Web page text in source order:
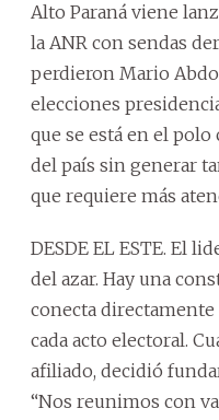
Alto Paraná viene
la ANR con sendas
perdieron Mario
elecciones
que se está en el
del país sin generar
que requiere más
DESDE EL ESTE. El
del azar. Hay una
conecta
cada acto electoral.
afiliado, decidió
“Nos reunimos con